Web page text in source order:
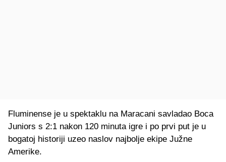
Fluminense je u spektaklu na Maracani savladao Boca
Juniors s 2:1 nakon 120 minuta igre i po prvi put je u
bogatoj historiji uzeo naslov najbolje ekipe Južne
Amerike.